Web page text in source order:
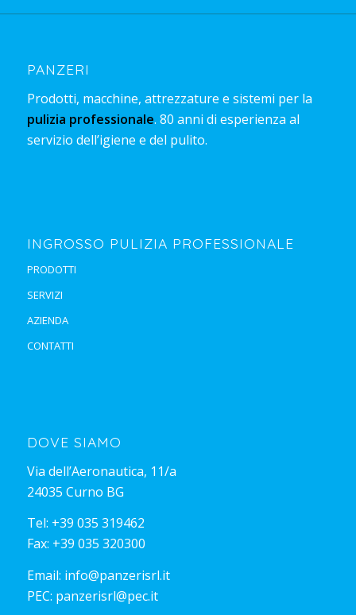
PANZERI
Prodotti, macchine, attrezzature e sistemi per la
pulizia professionale. 80 anni di esperienza al
servizio dell’igiene e del pulito.
INGROSSO PULIZIA PROFESSIONALE
PRODOTTI
SERVIZI
AZIENDA
CONTATTI
DOVE SIAMO
Via dell’Aeronautica, 11/a
24035 Curno BG
Tel: +39 035 319462
Fax: +39 035 320300
Email: info@panzerisrl.it
PEC: panzerisrl@pec.it